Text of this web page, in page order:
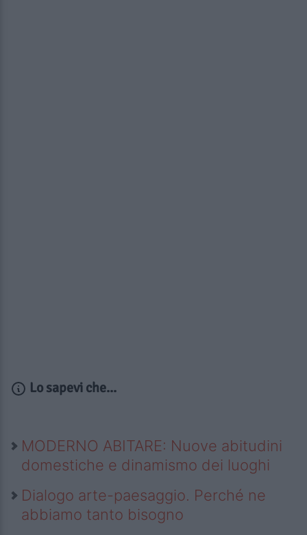
Lo sapevi che...
MODERNO ABITARE: Nuove abitudini
domestiche e dinamismo dei luoghi
Dialogo arte-paesaggio. Perché ne
abbiamo tanto bisogno